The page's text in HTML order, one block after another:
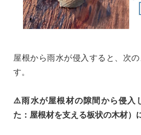
屋根から雨水が侵入すると、次
す。
⚠️雨水が屋根材の隙間から侵入
た：屋根材を支える板状の木材）